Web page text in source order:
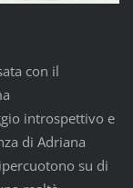
con il
introspettivo e
di Adriana
su di